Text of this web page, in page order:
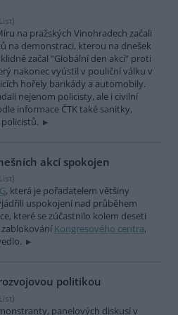
na pražských Vinohradech začali
na demonstraci, kterou na dnešek
začal "Globální den akcí" proti
nakonec vyústil v pouliční válku v
hořely barikády a automobily.
nejenom policisty, ale i civilní
informace ČTK také sanitky,
akcí spokojen
, která je pořadatelem většiny
uspokojení nad průběhem
které se zúčastnilo kolem deseti
zablokování Kongresového centra,
politikou
panelových diskusí v